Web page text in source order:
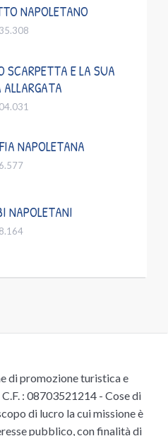
NAPOLETANO
SCARPETTA E LA SUA
ALLARGATA
NAPOLETANA
NAPOLETANI
di promozione turistica e
: 08703521214 - Cose di
di lucro la cui missione è
pubblico, con finalità di